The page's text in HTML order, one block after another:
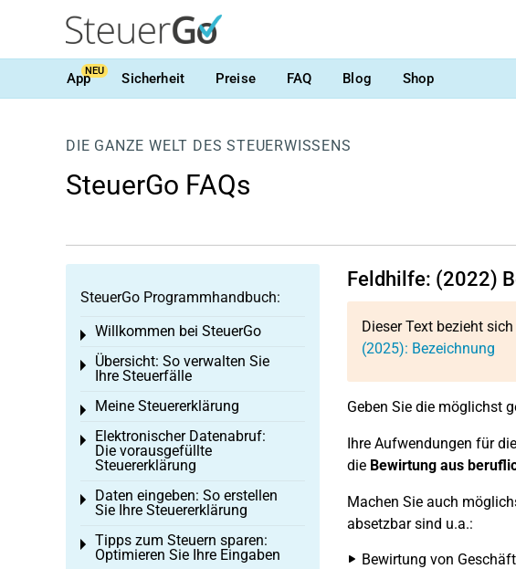
AppNEU Sicherheit Preise FAQ Blog Shop
DIE GANZE WELT DES STEUERWISSENS
SteuerGo FAQs
Feldhilfe: (2022)
Dieser Text bezieht
(2025): Bezeichnung
Geben Sie die möglichst
Ihre Aufwendungen für
dieBewirtung aus
Machen Sie auch
absetzbar sind u.a.:
Bewirtung von
SteuerGo Programmhandbuch:
Willkommen bei SteuerGo
Toggle menu
Übersicht: So verwalten Sie
Ihre Steuerfälle
Toggle menu
Meine Steuererklärung
Toggle menu
Elektronischer Datenabruf:
Die vorausgefüllte
Steuererklärung
Toggle menu
Daten eingeben: So erstellen
Sie Ihre Steuererklärung
Toggle menu
Tipps zum Steuern sparen:
Optimieren Sie Ihre Eingaben
Toggle menu